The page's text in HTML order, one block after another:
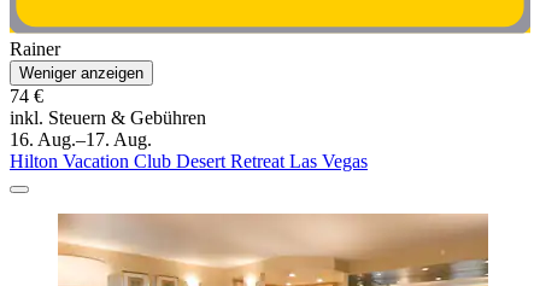
Rainer
Weniger anzeigen
74 €
inkl. Steuern & Gebühren
16. Aug.–17. Aug.
Hilton Vacation Club Desert Retreat Las Vegas